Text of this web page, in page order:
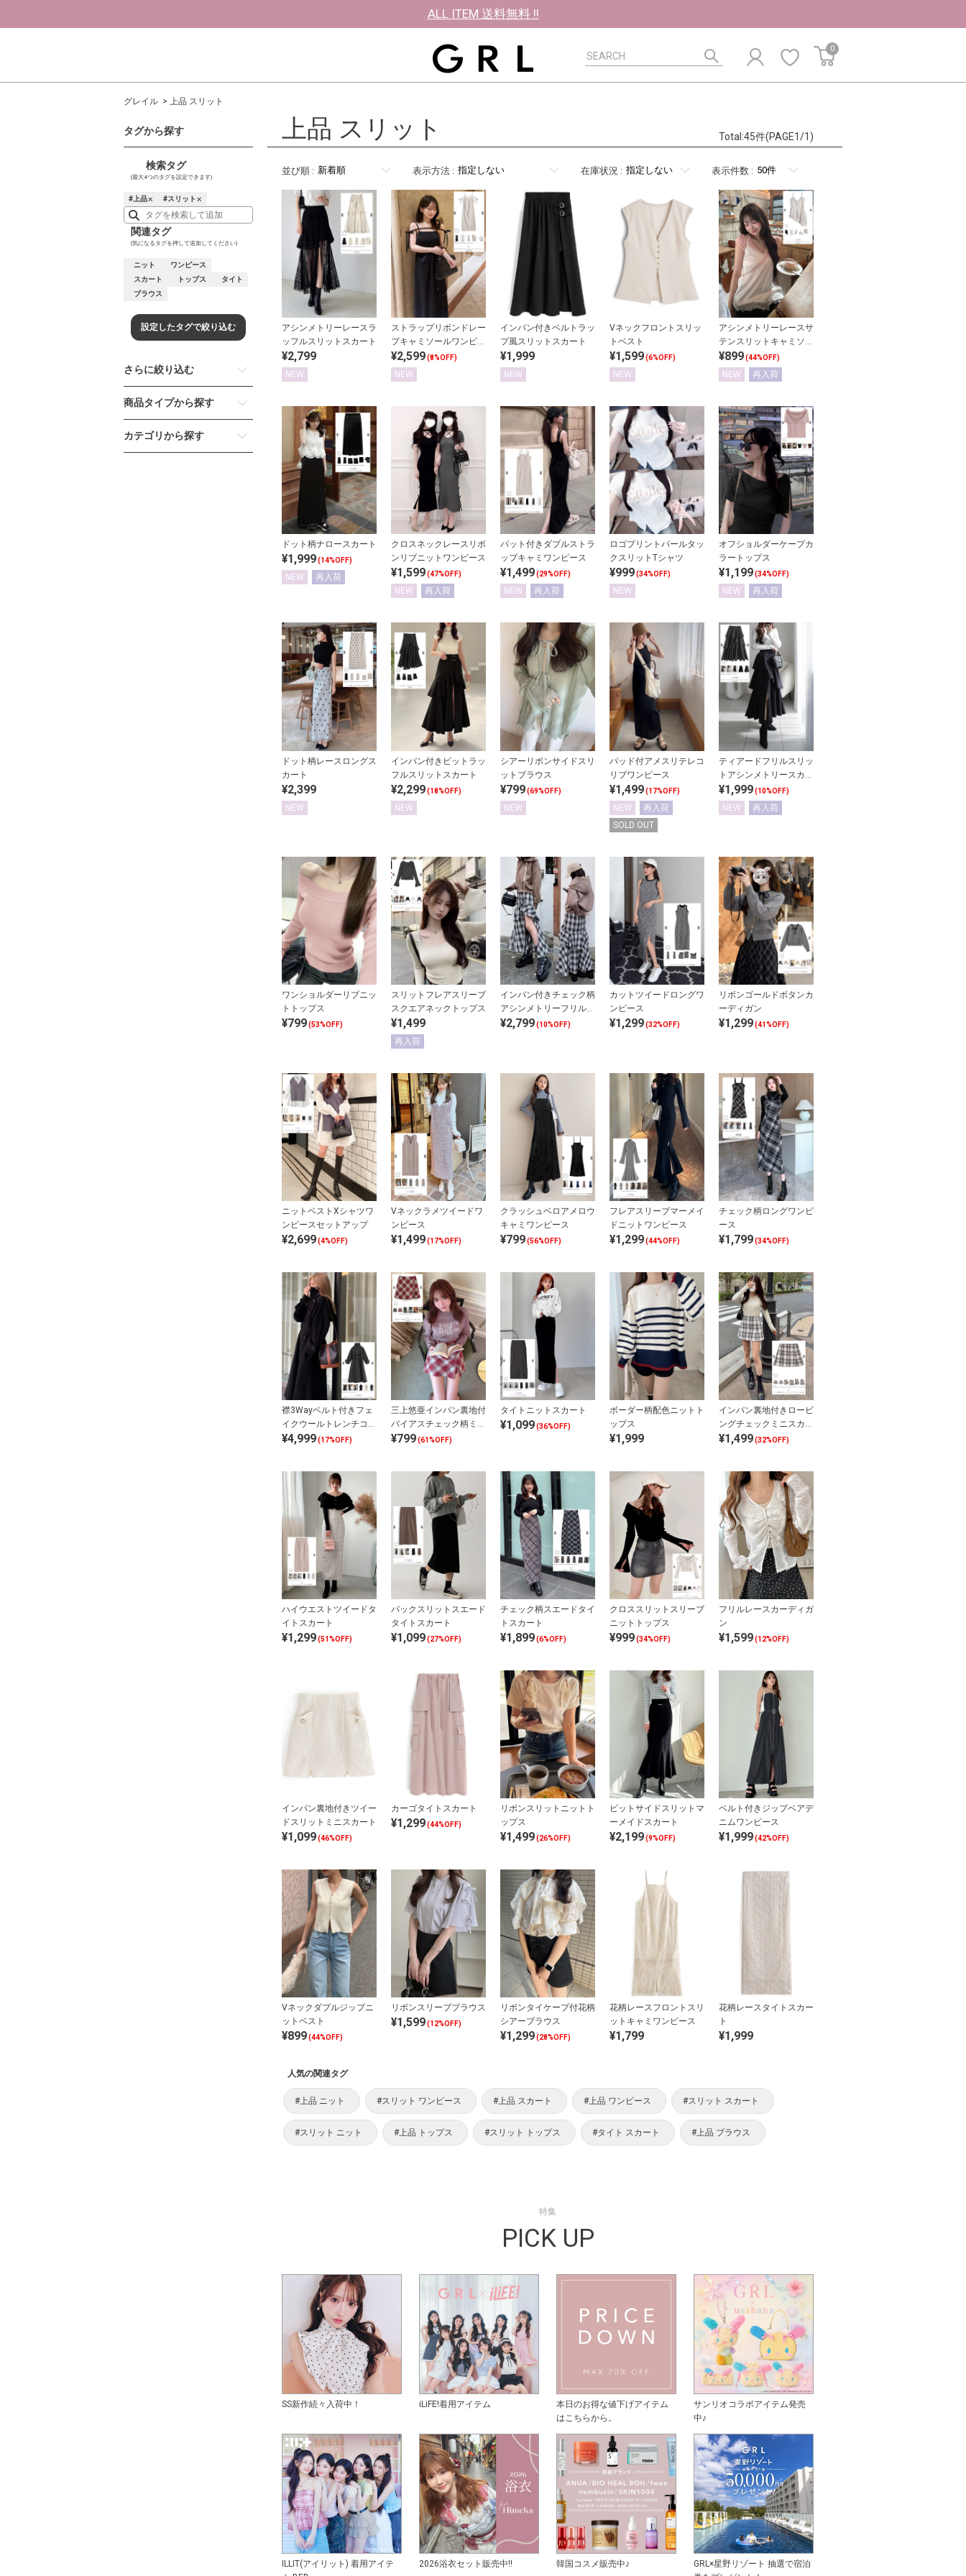
ALL ITEM 送料無料 !!
0
グレイル 上品 スリット
タグから探す
検索タグ
(最大4つのタグを設定できます)
上品✕ スリット ✕
関連タグ
(気になるタグを押して追加してください)
ニット
ワンピース
スカート
トップス
タイト
ブラウス
設定したタグで絞り込む
さらに絞り込む
商品タイプから探す
カテゴリから探す
上品 スリット Total:45件(PAGE1/1)
並び順 : 表示方法 : 在庫状況 : 表示件数 :
アシンメトリーレースラ
ッフルスリットスカート
¥2,799
NEW
ストラップリボンドレー
プキャミソールワンピー
ス
¥2,599(8%OFF)
NEW
インパン付きベルトラッ
プ風スリットスカート
¥1,999
NEW
Vネックフロントスリッ
トベスト
¥1,599(6%OFF)
NEW
アシンメトリーレースサ
テンスリットキャミソー
ル
¥899(44%OFF)
NEW 再入荷
ドット柄ナロースカート
¥1,999(14%OFF)
NEW 再入荷
クロスネックレースリボ
ンリブニットワンピース
¥1,599(47%OFF)
NEW 再入荷
パット付きダブルストラ
ップキャミワンピース
¥1,499(29%OFF)
NEW 再入荷
ロゴプリントパールタッ
クスリットTシャツ
¥999(34%OFF)
NEW
オフショルダーケープカ
ラートップス
¥1,199(34%OFF)
NEW 再入荷
ドット柄レースロングス
カート
¥2,399
NEW
インパン付きビットラッ
フルスリットスカート
¥2,299(18%OFF)
NEW
シアーリボンサイドスリ
ットブラウス
¥799(69%OFF)
NEW
パッド付アメスリテレコ
リブワンピース
¥1,499(17%OFF)
NEW
再入荷
SOLD OUT
ティアードフリルスリッ
トアシンメトリースカー
ト
¥1,999(10%OFF)
NEW 再入荷
ワンショルダーリブニッ
トトップス
¥799(53%OFF)
スリットフレアスリーブ
スクエアネックトップス
¥1,499
再入荷
インパン付きチェック柄
アシンメトリーフリルス
リットスカート
¥2,799(10%OFF)
カットツイードロングワ
ンピース
¥1,299(32%OFF)
リボンゴールドボタンカ
ーディガン
¥1,299(41%OFF)
ニットベストXシャツワ
ンピースセットアップ
¥2,699(4%OFF)
Vネックラメツイードワ
ンピース
¥1,499(17%OFF)
クラッシュベロアメロウ
キャミワンピース
¥799(56%OFF)
フレアスリーブマーメイ
ドニットワンピース
¥1,299(44%OFF)
チェック柄ロングワンピ
ース
¥1,799(34%OFF)
襟3Wayベルト付きフェ
イクウールトレンチコー
ト
¥4,999(17%OFF)
三上悠亜インパン裏地付
バイアスチェック柄ミニ
スカート
¥799(61%OFF)
タイトニットスカート
¥1,099(36%OFF)
ボーダー柄配色ニットト
ップス
¥1,999
インパン裏地付きロービ
ングチェックミニスカー
ト
¥1,499(32%OFF)
ハイウエストツイードタ
イトスカート
¥1,299(51%OFF)
バックスリットスエード
タイトスカート
¥1,099(27%OFF)
チェック柄スエードタイ
トスカート
¥1,899(6%OFF)
クロススリットスリーブ
ニットトップス
¥999(34%OFF)
フリルレースカーディガ
ン
¥1,599(12%OFF)
インパン裏地付きツイー
ドスリットミニスカート
¥1,099(46%OFF)
カーゴタイトスカート
¥1,299(44%OFF)
リボンスリットニットト
ップス
¥1,499(26%OFF)
ビットサイドスリットマ
ーメイドスカート
¥2,199(9%OFF)
ベルト付きジップベアデ
ニムワンピース
¥1,999(42%OFF)
Vネックダブルジップニ
ットベスト
¥899(44%OFF)
リボンスリーブブラウス
¥1,599(12%OFF)
リボンタイケープ付花柄
シアーブラウス
¥1,299(28%OFF)
花柄レースフロントスリ
ットキャミワンピース
¥1,799
花柄レースタイトスカー
ト
¥1,999
人気の関連タグ
#上品 ニット #スリット ワンピース #上品 スカート #上品 ワンピース #スリット スカート
#スリット ニット #上品 トップス #スリット トップス #タイト スカート #上品 ブラウス
特集
PICK UP
SS新作続々入荷中！ iLiFE!着用アイテム
本日のお得な値下げアイテム
はこちらから。
サンリオコラボアイテム発売
中♪
ILLIT(アイリット) 着用アイテ
2026浴衣セット販売中!! 韓国コスメ販売中♪
GRL×星野リゾート 抽選で宿泊